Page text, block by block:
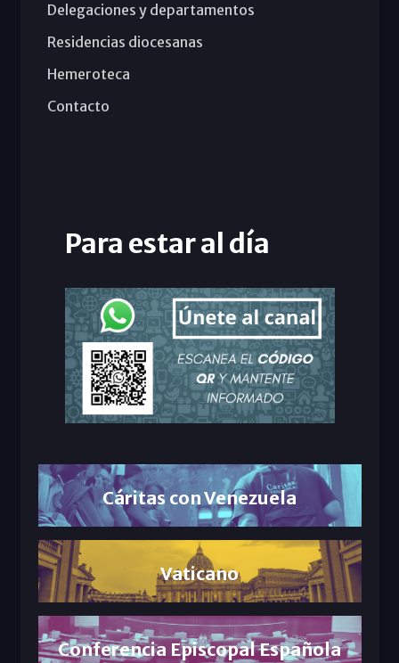
Delegaciones y departamentos
Residencias diocesanas
Hemeroteca
Contacto
Para estar al día
Cáritas con Venezuela
Vaticano
Conferencia Episcopal Española